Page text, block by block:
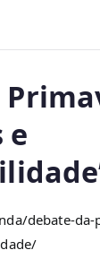
e
debate-da-